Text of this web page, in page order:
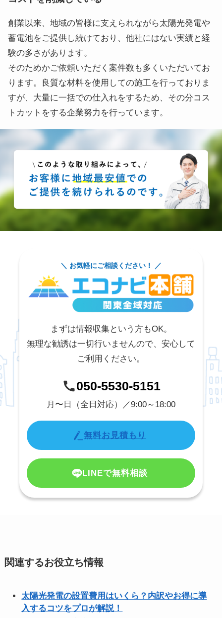
創業以来、地域の皆様に支えられながら太陽光発電や
蓄電池をご提供し続けており、他社にはない実績と経
験の多さがあります。
そのためかご依頼いただく案件数も多くいただいてお
ります。良質な材料を使用しての施工を行っておりま
すが、大量に一括での仕入れをするため、その分コス
トカットをする企業努力を行っています。
＼ お気軽にご相談ください！ ／
まずは情報収集という方もOK。
無理な勧誘は一切行いませんので、安心して
ご利用ください。
050-5530-5151
月〜日（全日対応）／9:00～18:00
無料お見積もり
LINEで無料相談
関連するお役立ち情報
太陽光発電の設置費用はいくら？内訳やお得に導
入するコツをプロが解説！